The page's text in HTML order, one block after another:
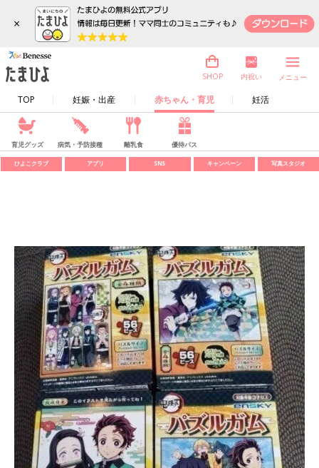
×
TOP 妊娠・出産 赤ちゃん・育児 妊活
SHOP 内祝い メニュー
育児グッズ 病気・予防接種 離乳食 優待パス
ひよこクラブ アプリ SNS キャンペーン 写真スタジオ